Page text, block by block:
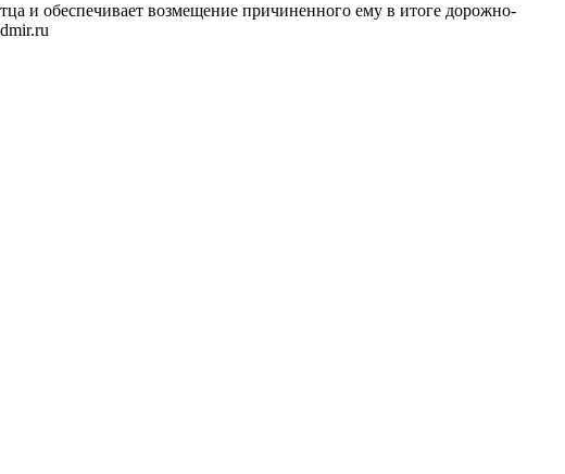
и обеспечивает возмещение причиненного ему в итоге дорожно-